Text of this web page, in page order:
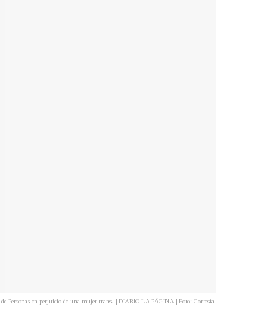
Personas en perjuicio de una mujer trans. | DIARIO LA PÁGINA | Foto: Cortesía.